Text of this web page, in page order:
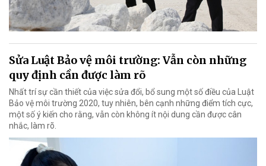
Sửa Luật Bảo vệ môi trường: Vẫn còn những
quy định cần được làm rõ
Nhất trí sự cần thiết của việc sửa đổi, bổ sung một số điều của Luật
Bảo vệ môi trường 2020, tuy nhiên, bên cạnh những điểm tích cực,
một số ý kiến cho rằng, vẫn còn không ít nội dung cần được cân
nhắc, làm rõ.